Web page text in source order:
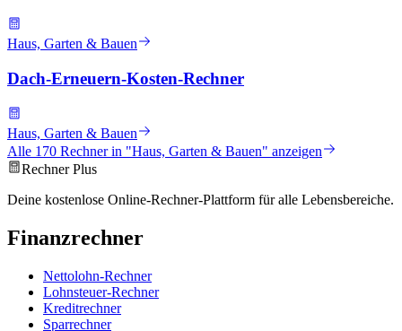
Haus, Garten & Bauen
Dach-Erneuern-Kosten-Rechner
Haus, Garten & Bauen
Alle 170 Rechner in "Haus, Garten & Bauen" anzeigen
Rechner Plus
Deine kostenlose Online-Rechner-Plattform für alle Lebensbereiche.
Finanzrechner
Nettolohn-Rechner
Lohnsteuer-Rechner
Kreditrechner
Sparrechner